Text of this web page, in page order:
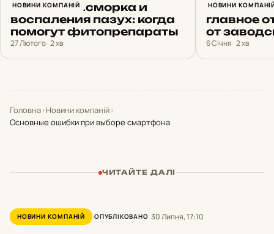
НОВИНИ КОМПАНІЙ
Лечение насморка и
воспаления пазух: когда
помогут фитопрепараты
27 Лютого · 2 хв
НОВИНИ
главное
от
6 Січня · 2 хв
Головна›Новини компаній›
Основные ошибки при выборе смартфона
ЧИТАЙТЕ ДАЛІ
НОВИНИ КОМПАНІЙ ОПУБЛІКОВАНО 30 Липня, 17:10